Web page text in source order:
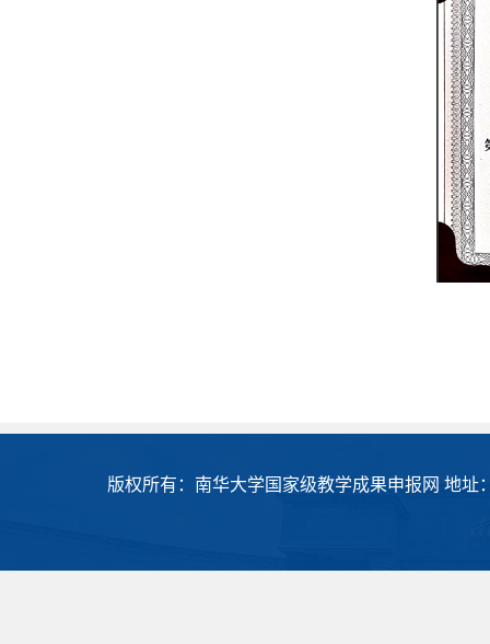
版权所有：南华大学国家级教学成果申报网 地址